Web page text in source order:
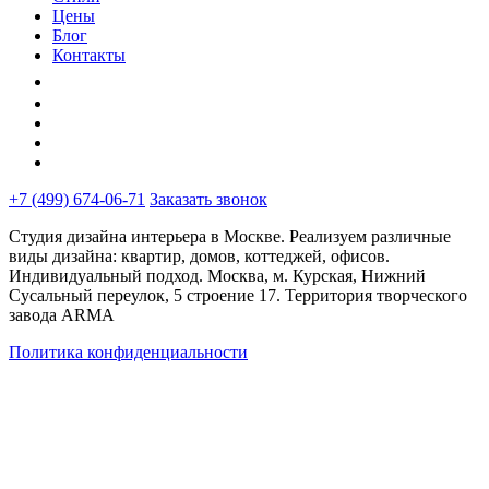
Цены
Блог
Контакты
+7 (499) 674-06-71 Заказать звонок
Студия дизайна интерьера в Москве. Реализуем различные
виды дизайна: квартир, домов, коттеджей, офисов.
Индивидуальный подход. Москва, м. Курская, Нижний
Сусальный переулок, 5 строение 17. Территория творческого
завода ARMA
Политика конфиденциальности